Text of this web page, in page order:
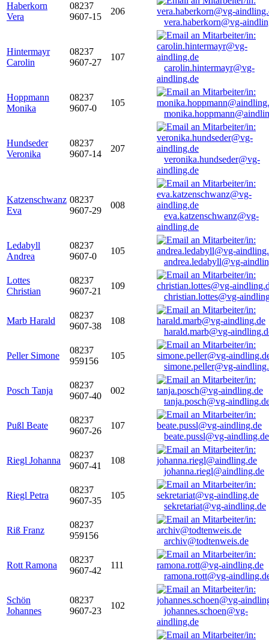
Haberkorn
Vera
08237
9607-15
206
vera.haberkorn@vg-
Hintermayr
Carolin
08237
9607-27
107
carolin.hintermayr@vg-
aindling.de
Hoppmann
Monika
08237
9607-0
105
Hundseder
Veronika
08237
9607-14
207
veronika.hundseder@vg-
aindling.de
Katzenschwanz
Eva
08237
9607-29
008
eva.katzenschwanz@vg-
aindling.de
Ledabyll
Andrea
08237
9607-0
105
andrea.ledabyll@vg-
Lottes
Christian
08237
9607-21
109
christian.lottes@vg-
Marb Harald
08237
9607-38
108
harald.marb@vg-
Peller Simone
08237
959156
105
simone.peller@vg-
Posch Tanja
08237
9607-40
002
tanja.posch@vg-
Pußl Beate
08237
9607-26
107
beate.pussl@vg-aindling.de
Riegl Johanna
08237
9607-41
108
johanna.riegl@aindling.de
Riegl Petra
08237
9607-35
105
sekretariat@vg-aindling.de
Riß Franz
08237
959156
archiv@todtenweis.de
Rott Ramona
08237
9607-42
111
ramona.rott@vg-
Schön
Johannes
08237
9607-23
102
johannes.schoen@vg-
aindling.de